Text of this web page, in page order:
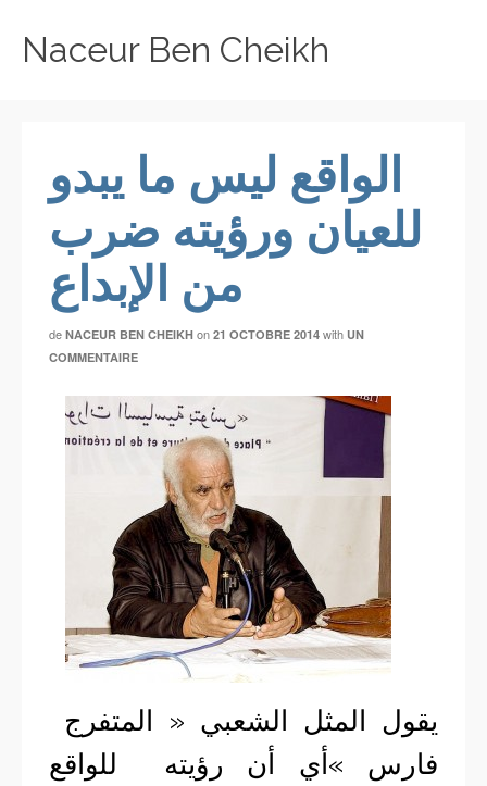
Naceur Ben Cheikh
الواقع ليس ما يبدو
للعيان ورؤيته ضرب
من الإبداع
de NACEUR BEN CHEIKH on 21 OCTOBRE 2014 with UN
COMMENTAIRE
فارس »أي أن رؤيته للواقع